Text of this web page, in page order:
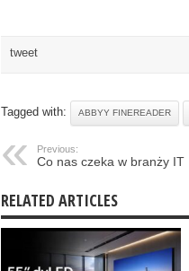
tweet
Tagged with: ABBYY FINEREADER
Previous:
Co nas czeka w branży IT
RELATED ARTICLES